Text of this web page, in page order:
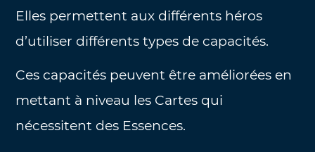
Elles permettent aux différents héros
d’utiliser différents types de capacités.
Ces capacités peuvent être améliorées en
mettant à niveau les Cartes qui
nécessitent des Essences.